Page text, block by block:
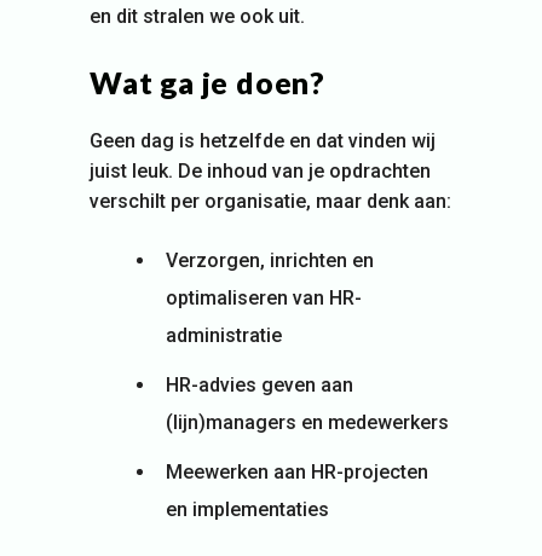
en dit stralen we ook uit.
Wat ga je doen?
Geen dag is hetzelfde en dat vinden wij
juist leuk. De inhoud van je opdrachten
verschilt per organisatie, maar denk aan:
Verzorgen, inrichten en
optimaliseren van HR-
administratie
HR-advies geven aan
(lijn)managers en medewerkers
Meewerken aan HR-projecten
en implementaties